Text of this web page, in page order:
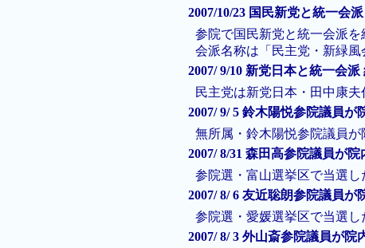
2007/10/23 国民新党と統一会
参院で国民新党と統一会派を
会派名称は「民主党・新緑風
2007/ 9/10 新党日本と統一会派
民主党は新党日本・田中康
2007/ 9/ 5 鈴木陽悦参院議員が
無所属・鈴木陽悦参院議員が
2007/ 8/31 森田高参院議員が
参院選・富山選挙区で当選
2007/ 8/ 6 友近聡朗参院議員が
参院選・愛媛選挙区で当選
2007/ 8/ 3 外山斎参院議員が院